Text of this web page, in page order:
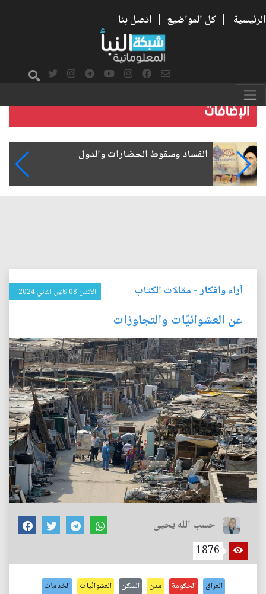
الرئيسية | كل المواضيع | اتصل بنا
رواتب الموظفين على صفيح ساخن
آراء وافكار- مقالات الكتاب الأثنين 08 كانون الثاني 2024
عن العشوائيَّات والتجاوزات
حسب الله يحيى
1876
العراق الحكومة مدن السكن العشوائيات الخدمات